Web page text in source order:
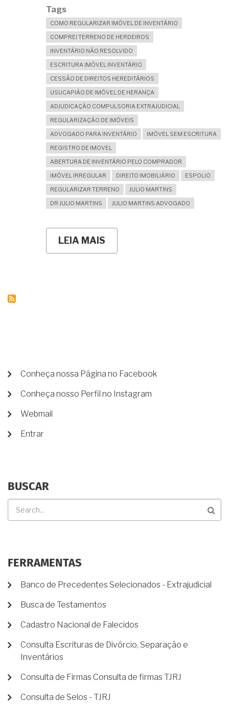
Tags
COMO REGULARIZAR IMÓVEL DE INVENTÁRIO
COMPREI TERRENO DE HERDEIROS
INVENTÁRIO NÃO RESOLVIDO
ESCRITURA IMÓVEL INVENTÁRIO
CESSÃO DE DIREITOS HEREDITÁRIOS
USUCAPIÃO DE IMÓVEL DE HERANÇA
ADJUDICAÇÃO COMPULSORIA EXTRAJUDICIAL
REGULARIZAÇÃO DE IMÓVEIS
ADVOGADO PARA INVENTÁRIO
IMÓVEL SEM ESCRITURA
REGISTRO DE IMOVEL
ABERTURA DE INVENTÁRIO PELO COMPRADOR
IMÓVEL IRREGULAR
DIREITO IMOBILIÁRIO
ESPOLIO
REGULARIZAR TERRENO
JULIO MARTINS
DR JULIO MARTINS
JULIO MARTINS ADVOGADO
LEIA MAIS
COMPREI
REGULARIZAR?
MENU
CONTA
DE
Conheça nossa Página no Facebook
Conheça nosso Perfil no Instagram
Webmail
Entrar
BUSCAR
FERRAMENTAS
Banco de Precedentes Selecionados - Extrajudicial
Busca de Testamentos
Cadastro Nacional de Falecidos
Consulta Escrituras de Divórcio, Separação e
Inventários
Consulta de Firmas Consulta de firmas TJRJ
Consulta de Selos - TJRJ